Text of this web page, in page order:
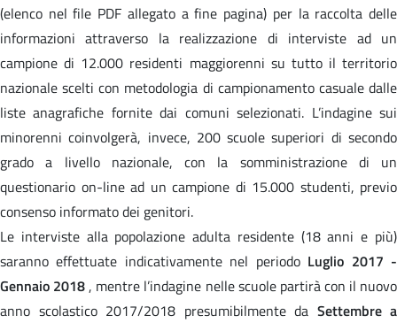
(elenco nel file PDF allegato a fine pagina) per la raccolta delle
informazioni attraverso la realizzazione di interviste ad un
campione di 12.000 residenti maggiorenni su tutto il territorio
nazionale scelti con metodologia di campionamento casuale dalle
liste anagrafiche fornite dai comuni selezionati. L’indagine sui
minorenni coinvolgerà, invece, 200 scuole superiori di secondo
grado a livello nazionale, con la somministrazione di un
questionario on-line ad un campione di 15.000 studenti, previo
consenso informato dei genitori.
Le interviste alla popolazione adulta residente (18 anni e più)
saranno effettuate indicativamente nel periodo Luglio 2017 -
Gennaio 2018 , mentre l’indagine nelle scuole partirà con il nuovo
anno scolastico 2017/2018 presumibilmente da Settembre a